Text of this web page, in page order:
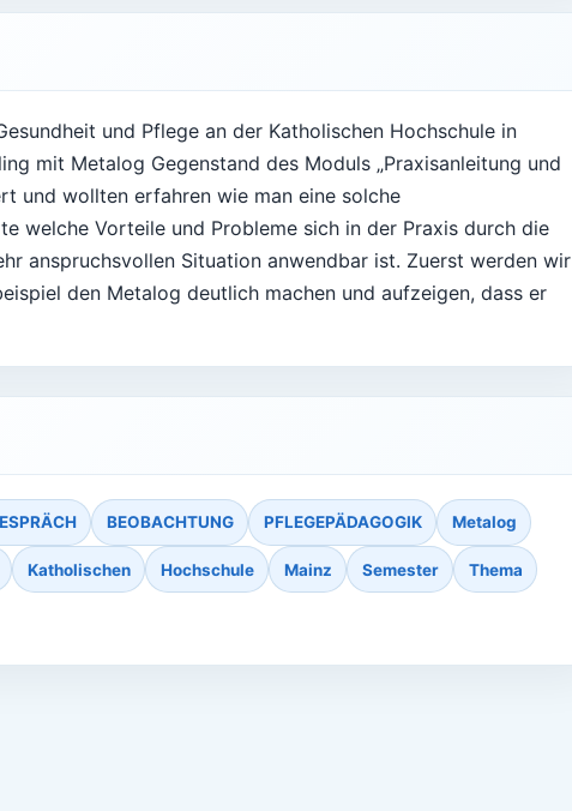
und Pflege an der Katholischen Hochschule in
mit Metalog Gegenstand des Moduls „Praxisanleitung und
und wollten erfahren wie man eine solche
welche Vorteile und Probleme sich in der Praxis durch die
anspruchsvollen Situation anwendbar ist. Zuerst werden wir
den Metalog deutlich machen und aufzeigen, dass er
BEOBACHTUNG PFLEGEPÄDAGOGIK Metalog
Katholischen Hochschule Mainz Semester Thema